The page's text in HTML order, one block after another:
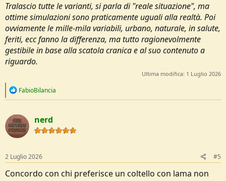
Tralascio tutte le varianti, si parla di "reale situazione", ma
ottime simulazioni sono praticamente uguali alla realtà. Poi
ovviamente le mille-mila variabili, urbano, naturale, in salute,
feriti, ecc fanno la differenza, ma tutto ragionevolmente
gestibile in base alla scatola cranica e al suo contenuto a
riguardo.
Ultima modifica: 1 Luglio 2026
R
c
t
i
o
s
:
FabioBilancia
nerd
2 Luglio 2026 #5
Concordo con chi preferisce un coltello con lama non